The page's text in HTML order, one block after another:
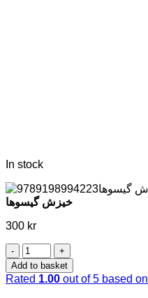
In stock
خیزش گیسوها
300 kr
خیزش
گیسوها
quantity
Add to basket
Rated 1.00 out of 5 based on